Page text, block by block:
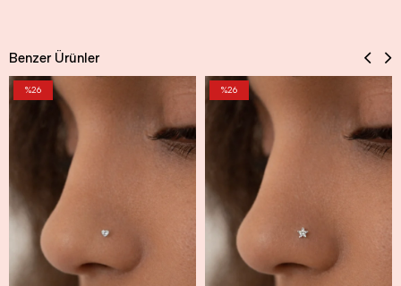
Benzer Ürünler
%26 %26